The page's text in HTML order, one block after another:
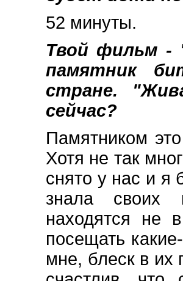
52 минуты.
Твой фильм -
памятник
стране.
сейчас?
Памятником
Хотя не так
снято у нас и я
знала своих
находятся не
посещать
мне, блеск в их